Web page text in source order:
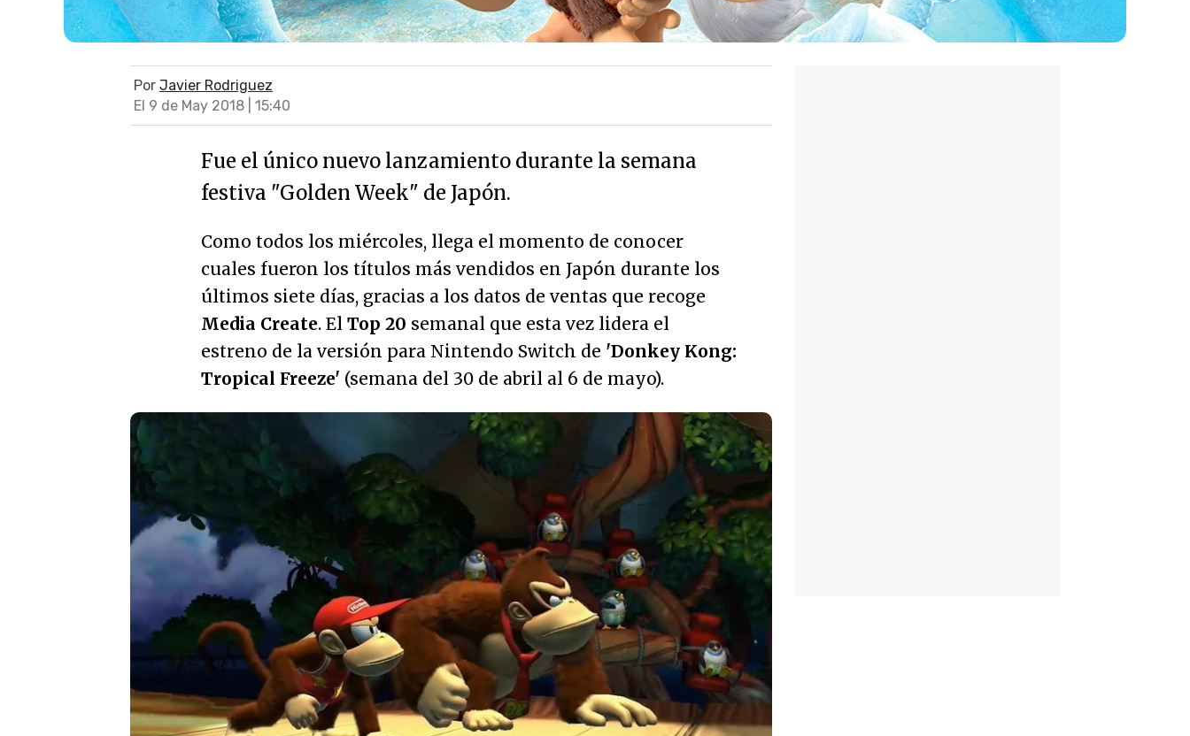
Por Javier Rodriguez
El 9 de May 2018 | 15:40
Fue el único nuevo lanzamiento durante la semana
festiva "Golden Week" de Japón.
Como todos los miércoles, llega el momento de conocer
cuales fueron los títulos más vendidos en Japón durante los
últimos siete días, gracias a los datos de ventas que recoge
Media Create. El Top 20 semanal que esta vez lidera el
estreno de la versión para Nintendo Switch de 'Donkey Kong:
Tropical Freeze' (semana del 30 de abril al 6 de mayo).